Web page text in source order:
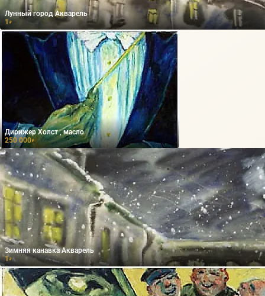
Лунный город Акварель
1₽
Дирижер Холст , масло
250 000₽
Зимняя канавка Акварель
1₽